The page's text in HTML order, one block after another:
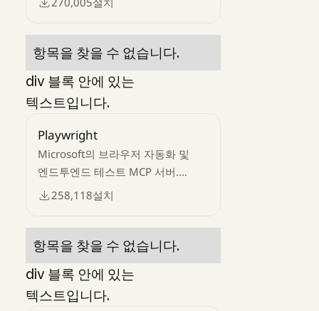
작업이 가능합니다.
항목을 찾을 수 없습니다.
div 블록 안에 있는
텍스트입니다.
Playwright
Microsoft의 브라우저 자동화 및
엔드투엔드 테스트 MCP 서버.
Claude가 웹 페이지와
캡처하며, 양식을 입력하고, 테스트
워크플로우를 자동화 하는 것을
지원해 드립니다.
258,118설치
항목을 찾을 수 없습니다.
div 블록 안에 있는
텍스트입니다.